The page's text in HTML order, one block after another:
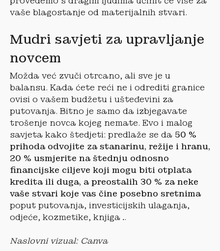
vaše blagostanje od materijalnih stvari.
Mudri savjeti za upravljanje
novcem
Možda već zvuči otrcano, ali sve je u
balansu. Kada ćete reći ne i odrediti granice
ovisi o vašem budžetu i ušteđevini za
putovanja. Bitno je samo da izbjegavate
trošenje novca kojeg nemate. Evo i malog
savjeta kako štedjeti: predlaže se da 50 %
prihoda odvojite za stanarinu, režije i hranu,
20 % usmjerite na štednju odnosno
financijske ciljeve koji mogu biti otplata
kredita ili duga, a preostalih 30 % za neke
vaše stvari koje vas čine posebno sretnima
poput putovanja, investicijskih ulaganja,
odjeće, kozmetike, knjiga…
Naslovni vizual: Canva